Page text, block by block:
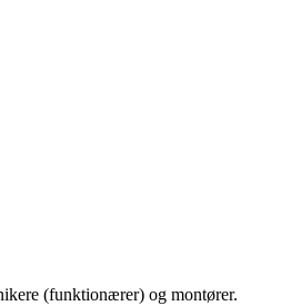
(funktionærer) og montører.